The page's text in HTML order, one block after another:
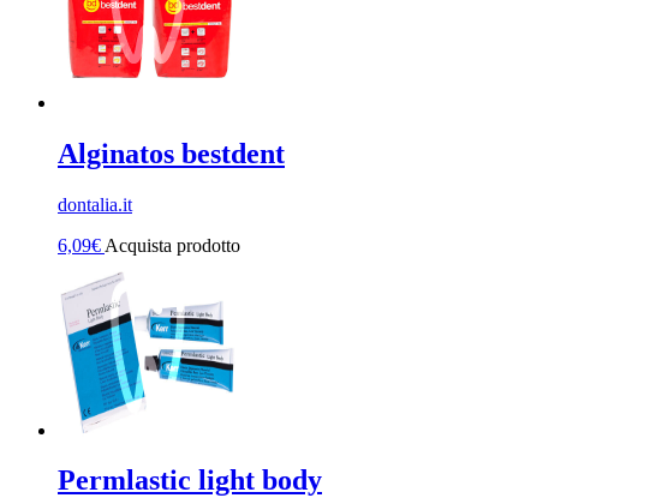
Alginatos bestdent
dontalia.it
6,09€ Acquista prodotto
Permlastic light body